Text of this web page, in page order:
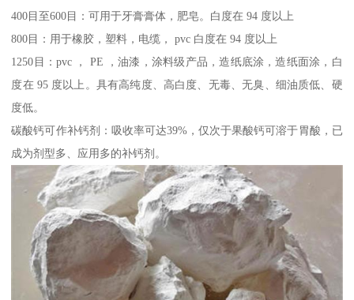
400目至600目：可用于牙膏膏体，肥皂。白度在 94 度以上
800目：用于橡胶，塑料，电缆， pvc 白度在 94 度以上
1250目：pvc ， PE ，油漆，涂料级产品，造纸底涂，造纸面涂，白
度在 95 度以上。具有高纯度、高白度、无毒、无臭、细油质低、硬
度低。
碳酸钙可作补钙剂：吸收率可达39%，仅次于果酸钙可溶于胃酸，已
成为剂型多、应用多的补钙剂。